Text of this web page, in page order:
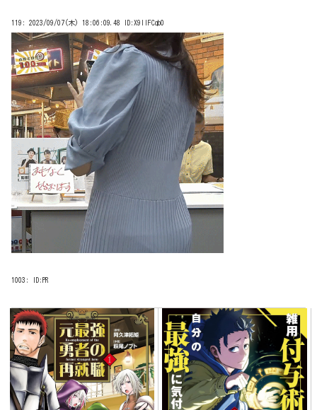
119: 2023/09/07(木) 18:06:09.48 ID:X9llFCqb0
1003: ID:PR